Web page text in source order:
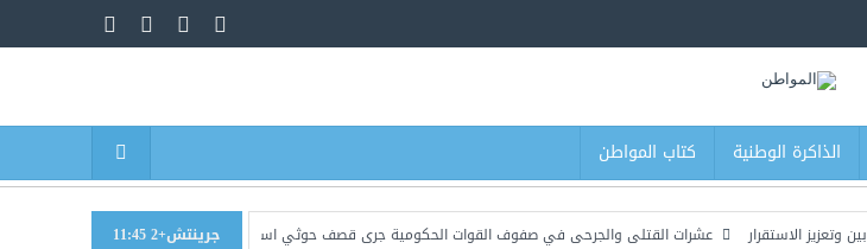
الذاكرة الوطنية كتاب المواطن
عشرات القتلى والجرحى في صفوف القوات الحكومية جرى قصف حوثي استهدف معسكرات في مأرب وحضرموت
جرينتش+2 11:45